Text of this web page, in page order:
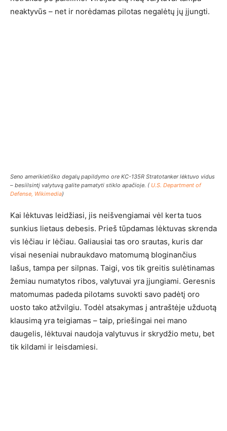
neaktyvūs – net ir norėdamas pilotas negalėtų jų įjungti.
Seno amerikietiško degalų papildymo ore KC-135R Stratotanker lėktuvo vidus
– besiilsintį valytuvą galite pamatyti stiklo apačioje. (U.S. Department of
Defense, Wikimedia)
Kai lėktuvas leidžiasi, jis neišvengiamai vėl kerta tuos
sunkius lietaus debesis. Prieš tūpdamas lėktuvas skrenda
vis lėčiau ir lėčiau. Galiausiai tas oro srautas, kuris dar
visai neseniai nubraukdavo matomumą bloginančius
lašus, tampa per silpnas. Taigi, vos tik greitis sulėtinamas
žemiau numatytos ribos, valytuvai yra įjungiami. Geresnis
matomumas padeda pilotams suvokti savo padėtį oro
uosto tako atžvilgiu. Todėl atsakymas į antraštėje užduotą
klausimą yra teigiamas – taip, priešingai nei mano
daugelis, lėktuvai naudoja valytuvus ir skrydžio metu, bet
tik kildami ir leisdamiesi.